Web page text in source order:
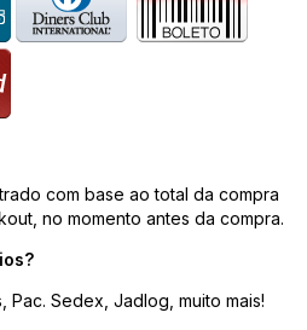
com base ao total da compra
no momento antes da compra.
Pac. Sedex, Jadlog, muito mais!